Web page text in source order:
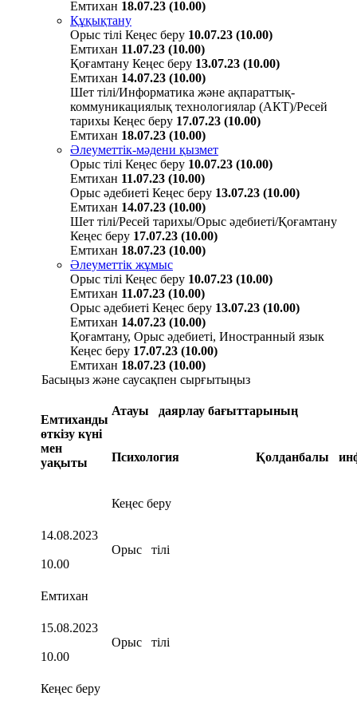
Емтихан 18.07.23 (10.00)
Құқықтану
Орыс тілі Кеңес беру 10.07.23 (10.00)
Емтихан 11.07.23 (10.00)
Қоғамтану Кеңес беру 13.07.23 (10.00)
Емтихан 14.07.23 (10.00)
Шет тілі/Информатика және ақпараттық-
коммуникациялық технологиялар (АКТ)/Ресей
тарихы Кеңес беру 17.07.23 (10.00)
Емтихан 18.07.23 (10.00)
Әлеуметтік-мәдени қызмет
Орыс тілі Кеңес беру 10.07.23 (10.00)
Емтихан 11.07.23 (10.00)
Орыс әдебиеті Кеңес беру 13.07.23 (10.00)
Емтихан 14.07.23 (10.00)
Шет тілі/Ресей тарихы/Орыс әдебиеті/Қоғамтану
Кеңес беру 17.07.23 (10.00)
Емтихан 18.07.23 (10.00)
Әлеуметтік жұмыс
Орыс тілі Кеңес беру 10.07.23 (10.00)
Емтихан 11.07.23 (10.00)
Орыс әдебиеті Кеңес беру 13.07.23 (10.00)
Емтихан 14.07.23 (10.00)
Қоғамтану, Орыс әдебиеті, Иностранный язык
Кеңес беру 17.07.23 (10.00)
Емтихан 18.07.23 (10.00)
Басыңыз және саусақпен сырғытыңыз
Емтиханды
өткізу күні
мен
уақыты
Атауы даярлау бағыттарының
Психология Қолданбалы
Кеңес беру
14.08.2023
10.00
Орыс тілі
Емтихан
15.08.2023
10.00
Орыс тілі
Кеңес беру